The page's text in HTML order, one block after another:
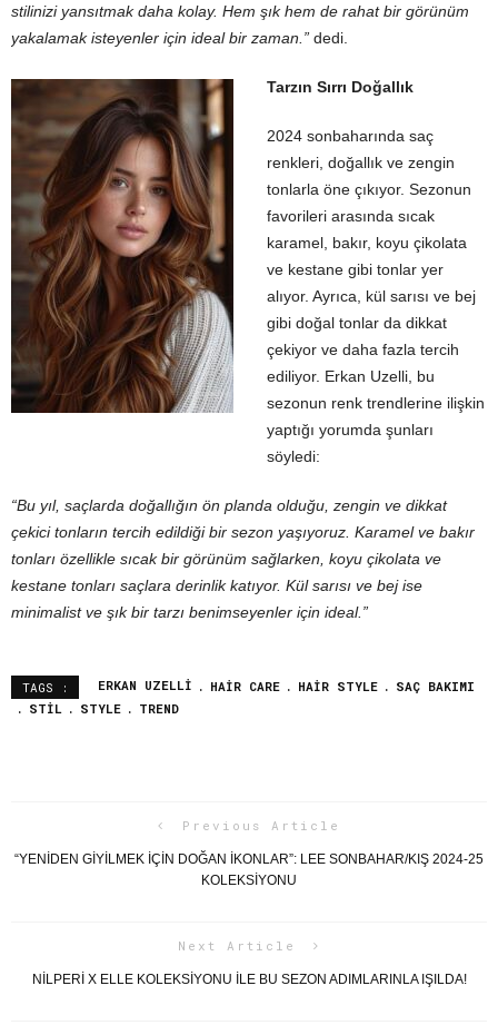
stilinizi yansıtmak daha kolay. Hem şık hem de rahat bir görünüm
yakalamak isteyenler için ideal bir zaman.” dedi.
Tarzın Sırrı Doğallık
2024 sonbaharında saç
renkleri, doğallık ve zengin
tonlarla öne çıkıyor. Sezonun
favorileri arasında sıcak
karamel, bakır, koyu çikolata
ve kestane gibi tonlar yer
alıyor. Ayrıca, kül sarısı ve bej
gibi doğal tonlar da dikkat
çekiyor ve daha fazla tercih
ediliyor. Erkan Uzelli, bu
sezonun renk trendlerine ilişkin
yaptığı yorumda şunları
söyledi:
“Bu yıl, saçlarda doğallığın ön planda olduğu, zengin ve dikkat
çekici tonların tercih edildiği bir sezon yaşıyoruz. Karamel ve bakır
tonları özellikle sıcak bir görünüm sağlarken, koyu çikolata ve
kestane tonları saçlara derinlik katıyor. Kül sarısı ve bej ise
minimalist ve şık bir tarzı benimseyenler için ideal.”
TAGS : ERKAN UZELLI HAIR CARE HAIR STYLE
SAÇ BAKIMI
STIL
STYLE TREND
Previous Article
“YENİDEN GİYİLMEK İÇİN DOĞAN İKONLAR”: LEE SONBAHAR/KIŞ 2024-25
KOLEKSİYONU
Next Article
NİLPERİ X ELLE KOLEKSİYONU İLE BU SEZON ADIMLARINLA IŞILDA!